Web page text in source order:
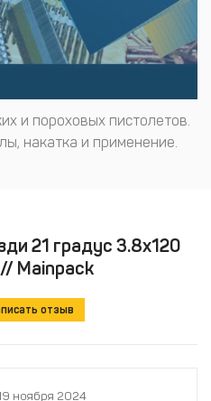
и пороховых пистолетов.
накатка и применение.
21 градус 3.8x120
Mainpack
отзыв
ноября 2024